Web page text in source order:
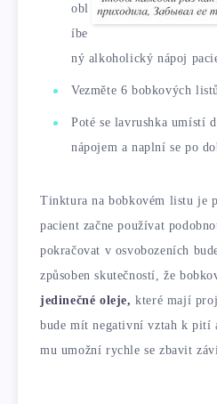
obl
íbe
ný alkoholický nápoj
Vezměte 6 bobkových
Poté se lavrushka umístí
nápojem a naplní se po
Tinktura na bobkovém listu je
pacient začne používat
pokračovat v osvobozeních
způsoben skutečností, že
jedinečné oleje, které mají
bude mít negativní vztah k pití
mu umožní rychle se zbavit